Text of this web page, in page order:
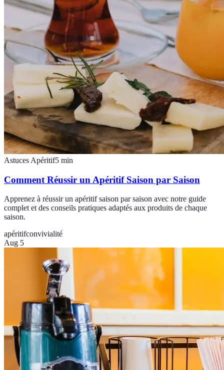
Astuces Apéritif5 min
Comment Réussir un Apéritif Saison par Saison
Apprenez à réussir un apéritif saison par saison avec notre guide
complet et des conseils pratiques adaptés aux produits de chaque
saison.
apéritifconvivialité
Aug 5